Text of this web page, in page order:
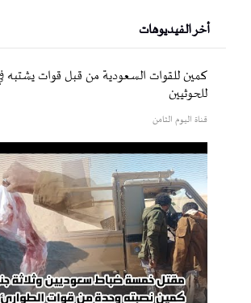
أخر الفيديوهات
كمين للقوات السعودية من قبل قوات يشتبه في
للحوثيين
قناة اليوم الثامن